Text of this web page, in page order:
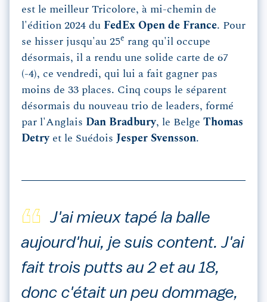
est le meilleur Tricolore, à mi-chemin de
l'édition 2024 du FedEx Open de France. Pour
se hisser jusqu'au 25e rang qu'il occupe
désormais, il a rendu une solide carte de 67
(-4), ce vendredi, qui lui a fait gagner pas
moins de 33 places. Cinq coups le séparent
désormais du nouveau trio de leaders, formé
par l'Anglais Dan Bradbury, le Belge Thomas
Detryet le Suédois Jesper Svensson.
J'ai mieux tapé la balle
aujourd'hui, je suis content. J'ai
fait trois putts au 2 et au 18,
donc c'était un peu dommage,